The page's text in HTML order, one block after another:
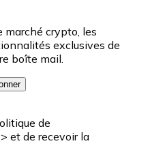
marché crypto, les
exclusives de
boîte mail.
de
et de recevoir la